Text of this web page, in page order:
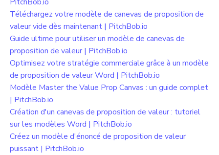
Téléchargez votre modèle de canevas de proposition de
valeur vide dès maintenant | PitchBob.io
Guide ultime pour utiliser un modèle de canevas de
proposition de valeur | PitchBob.io
Optimisez votre stratégie commerciale grâce à un modèle
de proposition de valeur Word | PitchBob.io
Modèle Master the Value Prop Canvas : un guide complet
| PitchBob.io
Création d'un canevas de proposition de valeur : tutoriel
sur les modèles Word | PitchBob.io
Créez un modèle d'énoncé de proposition de valeur
puissant | PitchBob.io